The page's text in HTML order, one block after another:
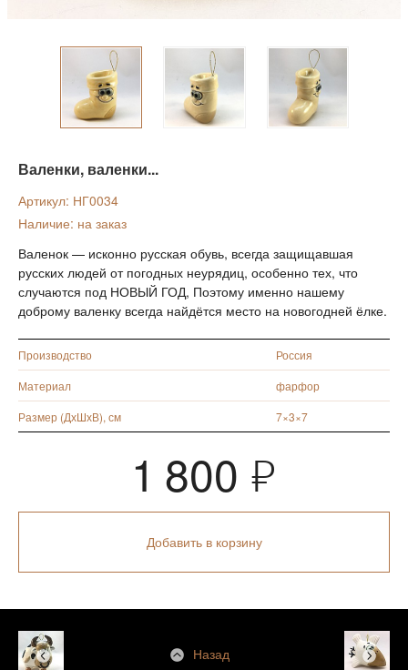
Валенки, валенки...
Артикул: НГ0034
Наличие: на заказ
Валенок — исконно русская обувь, всегда защищавшая
русских людей от погодных неурядиц, особенно тех, что
случаются под НОВЫЙ ГОД, Поэтому именно нашему
доброму валенку всегда найдётся место на новогодней ёлке.
Производство
Россия
Материал
фарфор
Размер (ДхШхВ), см
7×3×7
1 800 Я
Добавить в корзину
Назад